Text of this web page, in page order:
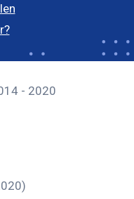
- 2020